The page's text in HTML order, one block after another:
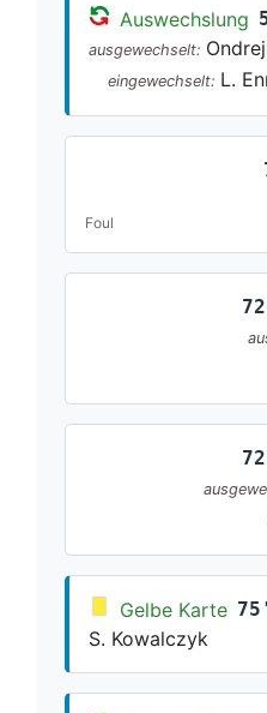
Auswechslung
ausgewechselt:
eingewechselt: L.
Foul
Gelbe Karte 75'
S. Kowalczyk